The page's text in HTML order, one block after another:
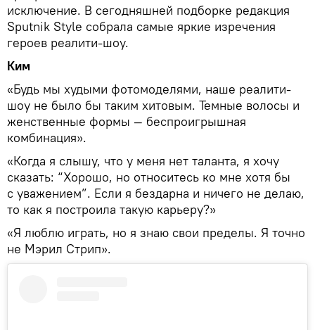
исключение. В сегодняшней подборке редакция
Sputnik Style собрала самые яркие изречения
героев реалити-шоу.
Ким
«Будь мы худыми фотомоделями, наше реалити-
шоу не было бы таким хитовым. Темные волосы и
женственные формы — беспроигрышная
комбинация».
«Когда я слышу, что у меня нет таланта, я хочу
сказать: “Хорошо, но относитесь ко мне хотя бы
с уважением”. Если я бездарна и ничего не делаю,
то как я построила такую карьеру?»
«Я люблю играть, но я знаю свои пределы. Я точно
не Мэрил Стрип».